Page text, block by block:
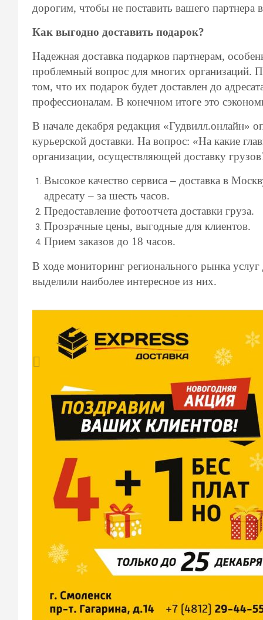
дорогим, чтобы не поставить вашего партнера
Как выгодно доставить подарок?
Надежная доставка подарков партнерам,
проблемный вопрос для многих организаций.
том, что их подарок будет доставлен до
профессионалам. В конечном итоге это
В начале декабря редакция «Гудвилл.онлайн»
курьерской доставки. На вопрос: «На какие
организации, осуществляющей доставку
Высокое качество сервиса – доставка в
адресату – за шесть часов.
Предоставление фотоотчета доставки груза.
Прозрачные цены, выгодные для клиентов.
Прием заказов до 18 часов.
В ходе мониторинг регионального рынка
выделили наиболее интересное из них.